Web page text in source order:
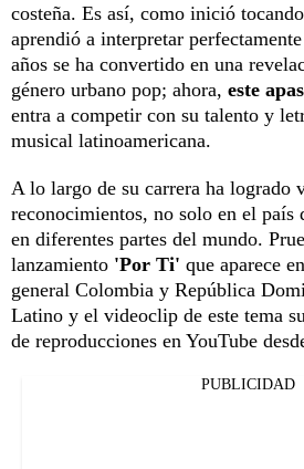
costeña. Es así, como inició
aprendió a interpretar
años se ha convertido en una
género urbano pop; ahora, este
entra a competir con su talento y
musical latinoamericana.
A lo largo de su carrera ha logrado
reconocimientos, no solo en el país
en diferentes partes del mundo.
lanzamiento 'Por Ti' que aparece
general Colombia y República
Latino y el videoclip de este tema
de reproducciones en YouTube
PUBLICIDAD